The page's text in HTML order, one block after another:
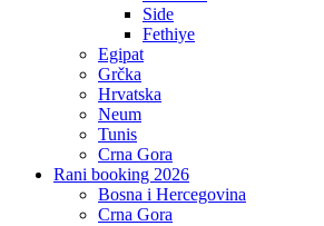
Side
Fethiye
Egipat
Grčka
Hrvatska
Neum
Tunis
Crna Gora
Rani booking 2026
Bosna i Hercegovina
Crna Gora